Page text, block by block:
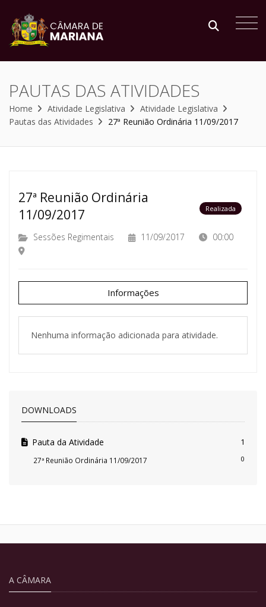
PAUTAS DAS ATIVIDADES
Home Atividade Legislativa
Atividade Legislativa
Pautas das Atividades
27ª Reunião Ordinária 11/09/2017
27ª Reunião Ordinária
11/09/2017
Realizada
Sessões Regimentais 11/09/2017 00:00
Informações
Nenhuma informação adicionada para atividade.
DOWNLOADS
Pauta da Atividade 1
27ª Reunião Ordinária 11/09/2017 0
A CÂMARA